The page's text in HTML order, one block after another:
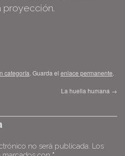
proyección.
categoría. Guarda el enlace permanente.
La huella humana →
no será publicada. Los